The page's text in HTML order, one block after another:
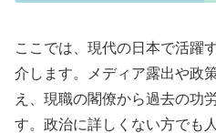
ここでは、現代の日本で活躍
介します。メディア露出や政
え、現職の閣僚から過去の功
す。政治に詳しくない方でも